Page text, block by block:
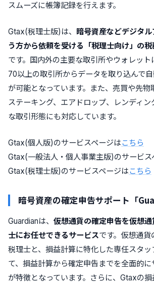
スムーズに帳簿記録を行えます。
Gtax(税理士版)は、 暗号資産などデジタ
う方から依頼を受ける「税理士向け」の
です。国内外の主要な取引所やウォレット
70以上の取引所からデータを取り込んで
が可能となっています。また、売買や先物
ステーキング、エアドロップ、レンディ
な取引形態にも対応しています。
Gtax(個人版)のサービスページはこちら
Gtax(一般法人・個人事業主版)のサービス
Gtax(税理士版)のサービスページはこちら
暗号資産の確定申告サポート「
Guardianは、 仮想通貨の確定申告を仮想
士にお任せできるサービスです。仮想通
税理士と、損益計算に特化した専任スタッ
て、損益計算から確定申告までを全面的に
が特徴となっています。さらに、Gtaxの